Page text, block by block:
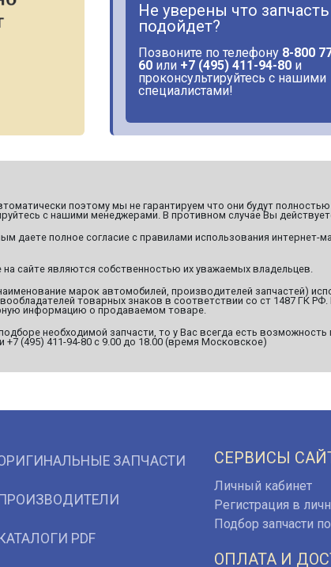
Не уверены что запчасть
подойдет?
Позвоните по телефону 8-800
60 или +7 (495) 411-94-80 и
проконсультируйтесь с нашими
специалистами!
поэтому мы не гарантируем что они будут
с нашими менеджерами. В противном случае Вы
даете полное согласие с правилами использования интернет-
сайте являются собственностью их уважаемых владельцев.
марок автомобилей, производителей запчастей)
товарных знаков в соответствии со ст 1487 ГК
информацию о продаваемом товаре.
необходимой запчасти, то у Вас всегда есть
+7 (495) 411-94-80 с 9.00 до 18.00 (время Московское)
ЗАПЧАСТИ
ПРОИЗВОДИТЕЛИ
КАТАЛОГИ PDF
СЕРВИСЫ
Личный кабинет
Регистрация в
Подбор запчасти
ОПЛАТА И